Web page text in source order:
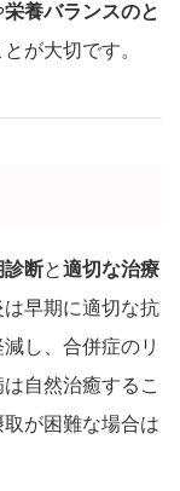
栄養バランスのと
が大切です。
診断と適切な治療
早期に適切な抗
し、合併症のリ
自然治癒するこ
が困難な場合は